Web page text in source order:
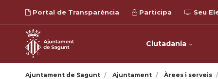
Portal de Transparència Participa Seu
Ciutadania
Ajuntament de Sagunt Ajuntament Àrees i serveis